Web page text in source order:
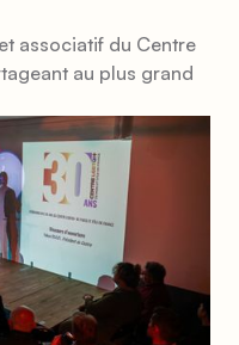
associatif du Centre
au plus grand